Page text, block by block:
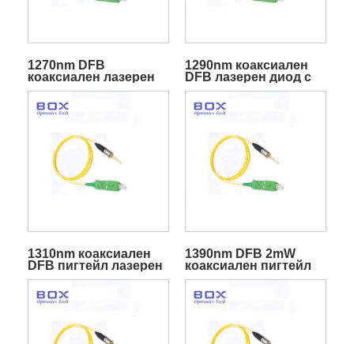
1270nm DFB
коаксиален лазерен
диод
1290nm коаксиален
DFB лазерен диод с
пигтейл
1310nm коаксиален
DFB пигтейл лазерен
диод
1390nm DFB 2mW
коаксиален пигтейл
лазерен диод